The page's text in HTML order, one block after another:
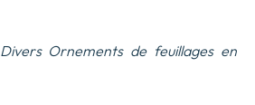
Divers Ornements de feuillages en